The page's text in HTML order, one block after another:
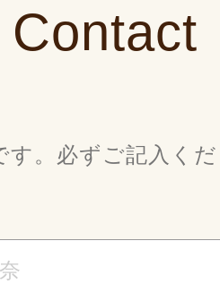
Contact
す。必ずご記入く